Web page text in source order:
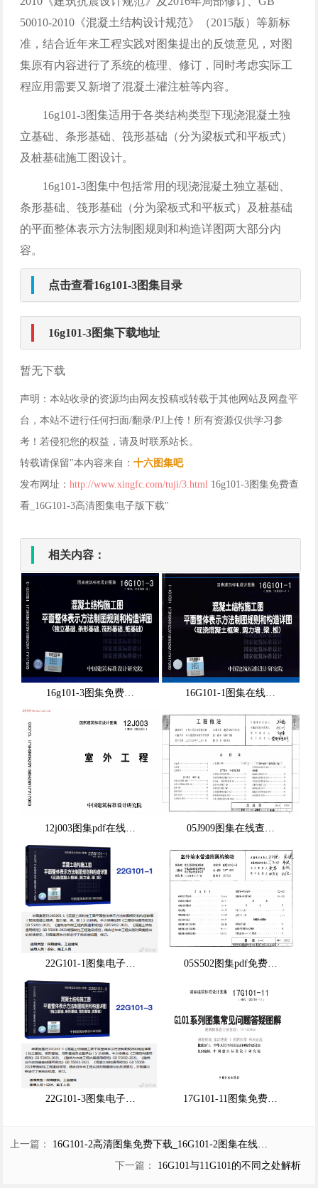
50010-2010《混凝土结构设计规范》（2015版）等新标
准，结合近年来工程实践对图集提出的反馈意见，对图
集原有内容进行了系统的梳理、修订，同时考虑实际工
程应用需要又新增了混凝土灌注桩等内容。
16g101-3图集适用于各类结构类型下现浇混凝土独
立基础、条形基础、筏形基础（分为梁板式和平板式）
及桩基础施工图设计。
16g101-3图集中包括常用的现浇混凝土独立基础、
条形基础、筏形基础（分为梁板式和平板式）及桩基础
的平面整体表示方法制图规则和构造详图两大部分内
容。
点击查看16g101-3图集目录
16g101-3图集下载地址
暂无下载
声明：本站收录的资源均由网友投稿或转载于其他网站及网盘平
台，本站不进行任何扫面/翻录/PJ上传！所有资源仅供学习参
考！若侵犯您的权益，请及时联系站长。
转载请保留"本内容来自：十六图集吧
发布网址：http://www.xingfc.com/tuji/3.html 16g101-3图集免费查
看_16G101-3高清图集电子版下载"
相关内容：
16g101-3图集免费… 16G101-1图集在线…
12j003图集pdf在线… 05J909图集在线查…
22G101-1图集电子… 05S502图集pdf免费…
22G101-3图集电子… 17G101-11图集免费…
上一篇： 16G101-2高清图集免费下载_16G101-2图集在线…
下一篇： 16G101与11G101的不同之处解析